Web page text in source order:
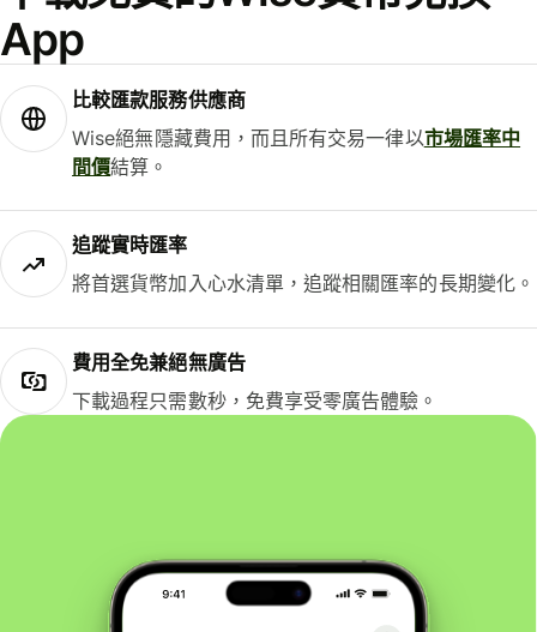
App
比較匯款服務供應商
Wise絕無隱藏費用，而且所有交易一律以市場匯率中
間價結算。
追蹤實時匯率
將首選貨幣加入心水清單，追蹤相關匯率的長期變化。
費用全免兼絕無廣告
下載過程只需數秒，免費享受零廣告體驗。